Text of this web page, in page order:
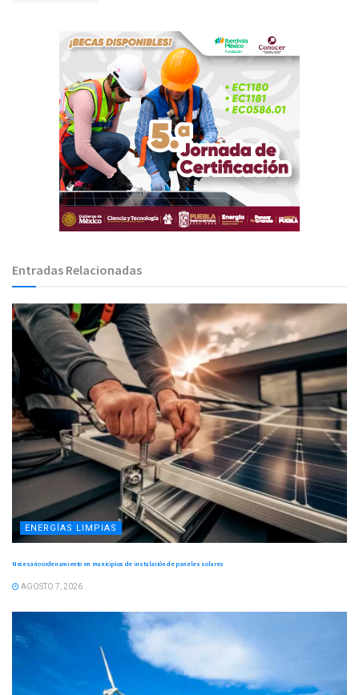
Entradas Relacionadas
ENERGÍAS LIMPIAS
Necesario ordenamiento en municipios de instalación de paneles solares
AGOSTO 7, 2026